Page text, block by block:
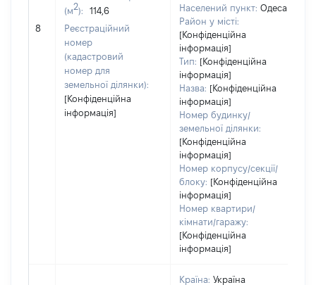
8
(м2):
114,6
Реєстраційний
номер
(кадастровий
номер для
земельної ділянки):
[Конфіденційна
інформація]
Населений пункт: Одеса
Район у місті:
[Конфіденційна
інформація]
Тип: [Конфіденційна
інформація]
Назва: [Конфіденційна
інформація]
Номер будинку/
земельної ділянки:
[Конфіденційна
інформація]
Номер корпусу/секції/
блоку: [Конфіденційна
інформація]
Номер квартири/
кімнати/гаражу:
[Конфіденційна
інформація]
Країна: Україна